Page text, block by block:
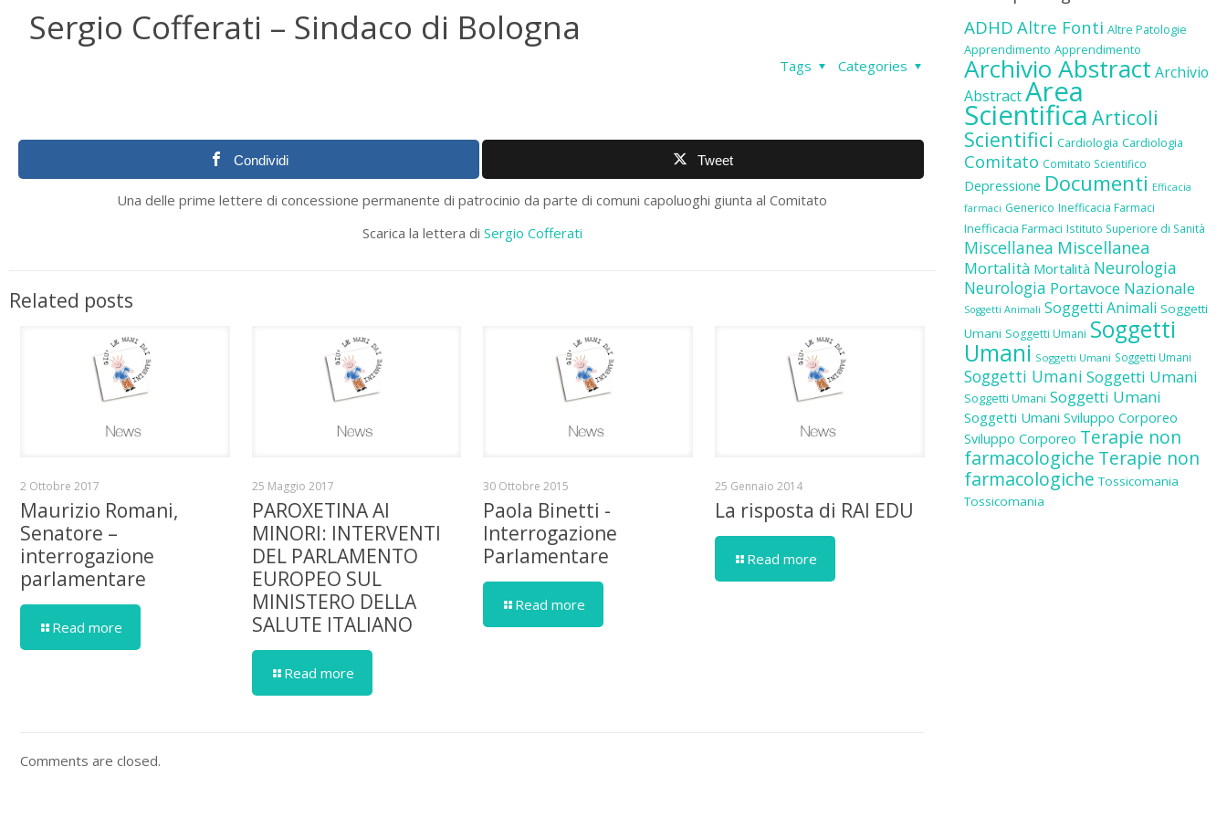
Sergio Cofferati – Sindaco di Bologna
Categories
Tags
Condividi Tweet
Una delle prime lettere di concessione permanente di patrocinio da parte di comuni capoluoghi giunta al Comitato
Scarica la lettera di Sergio Cofferati
Related posts
2 Ottobre 2017
Maurizio Romani,
Senatore –
interrogazione
parlamentare
Read more
25 Maggio 2017
PAROXETINA AI
MINORI: INTERVENTI
DEL PARLAMENTO
EUROPEO SUL
MINISTERO DELLA
SALUTE ITALIANO
Read more
30 Ottobre 2015
Paola Binetti -
Interrogazione
Parlamentare
Read more
25 Gennaio 2014
La risposta di RAI EDU
Read more
Comments are closed.
ADHD Altre Fonti Altre Patologie
Apprendimento Apprendimento
Archivio Abstract Archivio
AbstractArea
Scientifica Articoli
Scientifici Cardiologia Cardiologia
Comitato Comitato Scientifico
Depressione Documenti Efficacia
farmaci Generico Inefficacia Farmaci
Inefficacia Farmaci Istituto Superiore di Sanità
Miscellanea Miscellanea
Mortalità Mortalità Neurologia
Neurologia Portavoce Nazionale
Soggetti Animali Soggetti Animali Soggetti
Umani Soggetti Umani Soggetti
Umani Soggetti Umani Soggetti Umani
Soggetti Umani Soggetti Umani
Soggetti Umani Soggetti Umani
Soggetti Umani Sviluppo Corporeo
Sviluppo Corporeo Terapie non
farmacologiche Terapie non
farmacologiche Tossicomania
Tossicomania